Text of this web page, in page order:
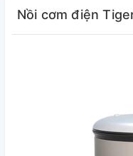
Nồi cơm điện